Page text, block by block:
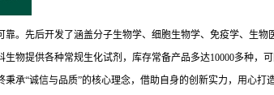
。先后开发了涵盖分子生物学、细胞生物学、免疫学、生物
物提供各种常规生化试剂，库存常备产品多达10000多种，
承“诚信与品质”的核心理念，借助自身的创新实力，用心打